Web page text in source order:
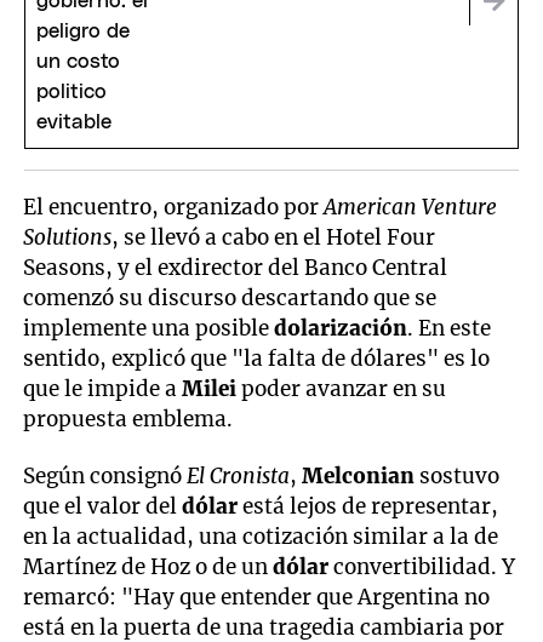
El encuentro, organizado porAmerican Venture
Solutions, se llevó a cabo en el Hotel Four
Seasons, y el exdirector del Banco Central
comenzó su discurso descartando que se
implemente una posibledolarización. En este
sentido, explicó que "la falta de dólares" es lo
que le impide aMileipoder avanzar en su
propuesta emblema.
Según consignóEl Cronista,Melconian sostuvo
que el valor deldólarestá lejos de representar,
en la actualidad, una cotización similar a la de
Martínez de Hoz o de undólarconvertibilidad. Y
remarcó: "Hay que entender que Argentina no
está en la puerta de una tragedia cambiaria por